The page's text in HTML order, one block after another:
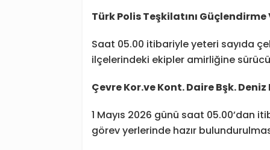
Türk Polis Teşkilatını Güçlendirme
Saat 05.00 itibariyle yeteri sayıda
ilçelerindeki ekipler amirliğine
Çevre Kor.ve Kont. Daire Bşk.
1 Mayıs 2026 günü saat 05.00’dan
görev yerlerinde hazır